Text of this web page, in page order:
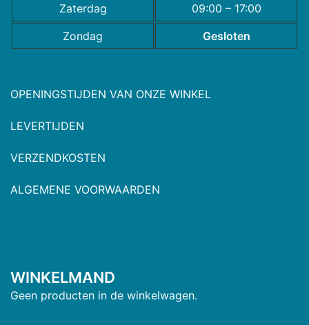
Zaterdag
09:00 – 17:00
Zondag
Gesloten
OPENINGSTIJDEN VAN ONZE WINKEL
LEVERTIJDEN
VERZENDKOSTEN
ALGEMENE VOORWAARDEN
WINKELMAND
Geen producten in de winkelwagen.